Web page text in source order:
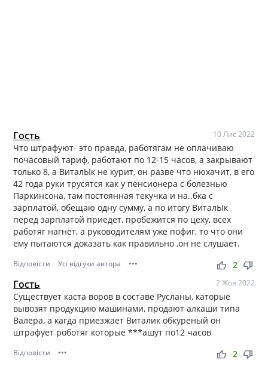
Гость 10 Лис 2022
Что штрафуют- это правда, работягам не оплачиваю
почасовый тариф, работают по 12-15 часов, а закрывают
только 8, а ВиталЫк не курит, он разве что нюхачит, в его
42 года руки трусятся как у пенсионера с болезнью
Паркинсона, там постоянная текучка и на..бка с
зарплатой, обещаю одну сумму, а по итогу ВиталЫк
перед зарплатой приедет, пробежится по цеху, всех
работяг нагнёт, а руководителям уже пофиг, то что они
ему пытаются доказать как правильно ,он не слушает.
Відповісти Усі відгуки автора ••• thumb_up thumb_down
2
Гость 2 Жов 2022
Существует каста воров в составе Русланы, каторые
вывозят продукцию машинами, продают алкаши типа
Валера, а кагда приезжает Виталик обкуреный он
штрафует роботяг которые ***ашут по12 часов
Відповісти ••• thumb_up thumb_down
2